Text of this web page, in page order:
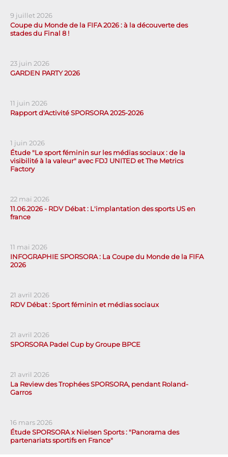
9 juillet 2026
Coupe du Monde de la FIFA 2026 : à la découverte des
stades du Final 8 !
23 juin 2026
GARDEN PARTY 2026
11 juin 2026
Rapport d'Activité SPORSORA 2025-2026
1 juin 2026
Étude "Le sport féminin sur les médias sociaux : de la
visibilité à la valeur" avec FDJ UNITED et The Metrics
Factory
22 mai 2026
11.06.2026 - RDV Débat : L'implantation des sports US en
france
11 mai 2026
INFOGRAPHIE SPORSORA : La Coupe du Monde de la FIFA
2026
21 avril 2026
RDV Débat : Sport féminin et médias sociaux
21 avril 2026
SPORSORA Padel Cup by Groupe BPCE
21 avril 2026
La Review des Trophées SPORSORA, pendant Roland-
Garros
16 mars 2026
Étude SPORSORA x Nielsen Sports : "Panorama des
partenariats sportifs en France"